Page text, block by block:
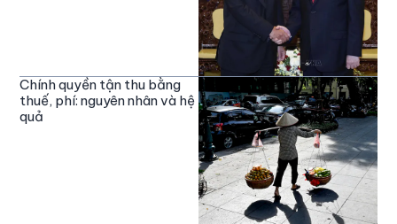
Chính quyền tận thu bằng
thuế, phí: nguyên nhân và hệ
quả